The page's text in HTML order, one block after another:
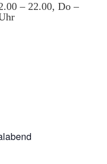
– 22.00, Do –